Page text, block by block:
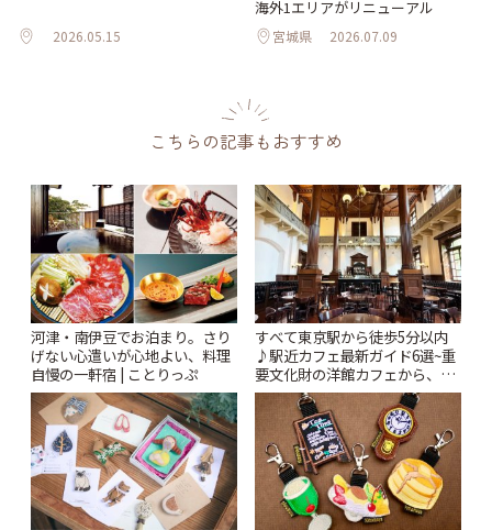
2026.05.15
海外1エリアがリニューアル
宮城県 2026.07.09
こちらの記事もおすすめ
河津・南伊豆でお泊まり。さり
げない心遣いが心地よい、料理
自慢の一軒宿 | ことりっぷ
すべて東京駅から徒歩5分以内
♪駅近カフェ最新ガイド6選~重
要文化財の洋館カフェから、改
札すぐのレトロ喫茶まで~ | こと
りっぷ